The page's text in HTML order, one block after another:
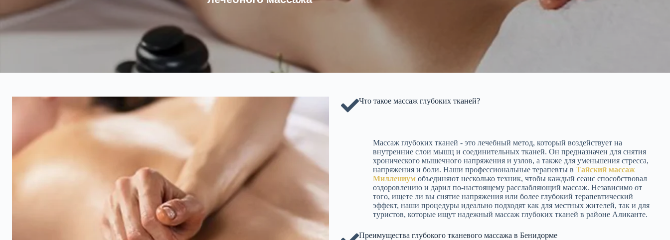
Что такое массаж глубоких тканей?
Массаж глубоких тканей - это лечебный метод, который воздействует на
внутренние слои мышц и соединительных тканей. Он предназначен для снятия
хронического мышечного напряжения и узлов, а также для уменьшения стресса,
напряжения и боли. Наши профессиональные терапевты в Тайский массаж
Миллениум объединяют несколько техник, чтобы каждый сеанс способствовал
оздоровлению и дарил по-настоящему расслабляющий массаж. Независимо от
того, ищете ли вы снятие напряжения или более глубокий терапевтический
эффект, наши процедуры идеально подходят как для местных жителей, так и для
туристов, которые ищут надежный массаж глубоких тканей в районе Аликанте.
Преимущества глубокого тканевого массажа в Бенидорме